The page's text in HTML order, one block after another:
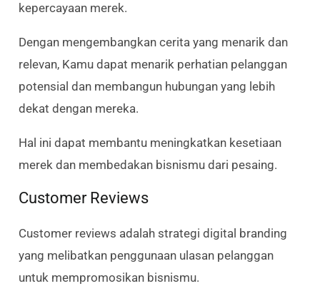
kepercayaan merek.
Dengan mengembangkan cerita yang menarik dan
relevan, Kamu dapat menarik perhatian pelanggan
potensial dan membangun hubungan yang lebih
dekat dengan mereka.
Hal ini dapat membantu meningkatkan kesetiaan
merek dan membedakan bisnismu dari pesaing.
Customer Reviews
Customer reviews adalah strategi digital branding
yang melibatkan penggunaan ulasan pelanggan
untuk mempromosikan bisnismu.